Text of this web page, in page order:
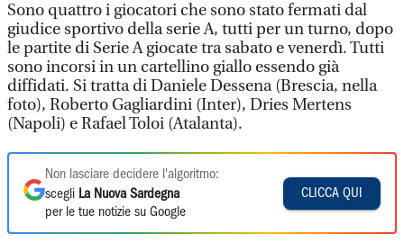
Sono quattro i giocatori che sono stato fermati dal
giudice sportivo della serie A, tutti per un turno, dopo
le partite di Serie A giocate tra sabato e venerdì. Tutti
sono incorsi in un cartellino giallo essendo già
diffidati. Si tratta di Daniele Dessena (Brescia, nella
foto), Roberto Gagliardini (Inter), Dries Mertens
(Napoli) e Rafael Toloi (Atalanta).
Non lasciare decidere l'algoritmo:
scegli La Nuova Sardegna
per le tue notizie su Google
CLICCA QUI